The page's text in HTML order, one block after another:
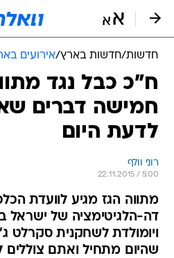
חדשות/חדשות בארץ/אירועים
ח"כ כבל נגד
חמישה דברים
לדעת היום
רוני וולף
22.11.2015 / 5:00
מתווה הגז מגיע לוועדת
דה-הלגיטימציה של ישראל
ויומולדת לשחקנית סקרלט
שהיום מתחיל ואתם צוללים